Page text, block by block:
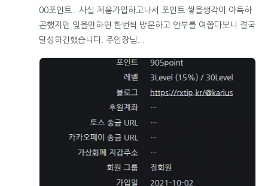
00포인트.. 사실 처음가입하고나서 포인트 쌓을생각이 아득하
곤했지만 잊을만하면 한번씩 방문하고 안부를 여쭙다보니 결국
달성하긴했습니다. 주인장님...